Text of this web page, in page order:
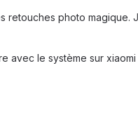
retouches photo magique.
avec le système sur